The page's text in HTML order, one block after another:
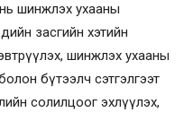
шинжлэх ухааны
засгийн хэтийн
шинжлэх ухааны
бүтээлч сэтгэлгээт
солилцоог эхлүүлэх,